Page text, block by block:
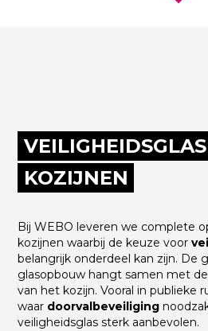
KOZIJNEN
Bij WEBO leveren we complete
kozijnen waarbij de keuze voor
belangrijk onderdeel kan zijn. De
glasopbouw hangt samen met
van het kozijn. Vooral in publieke
waar doorvalbeveiliging
veiligheidsglas sterk aanbevolen.